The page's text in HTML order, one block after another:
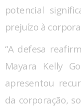
potencial
prejuízo à
“A defesa
Mayara Kelly
apresentou
da corporação,